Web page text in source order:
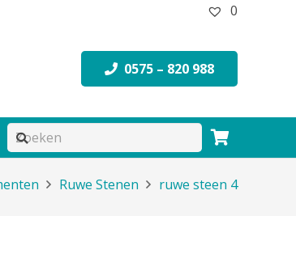
0
0575 – 820 988
Ruwe Stenen ruwe steen 4